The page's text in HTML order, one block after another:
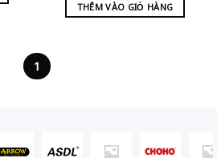
THÊM VÀO GIỎ HÀNG
1